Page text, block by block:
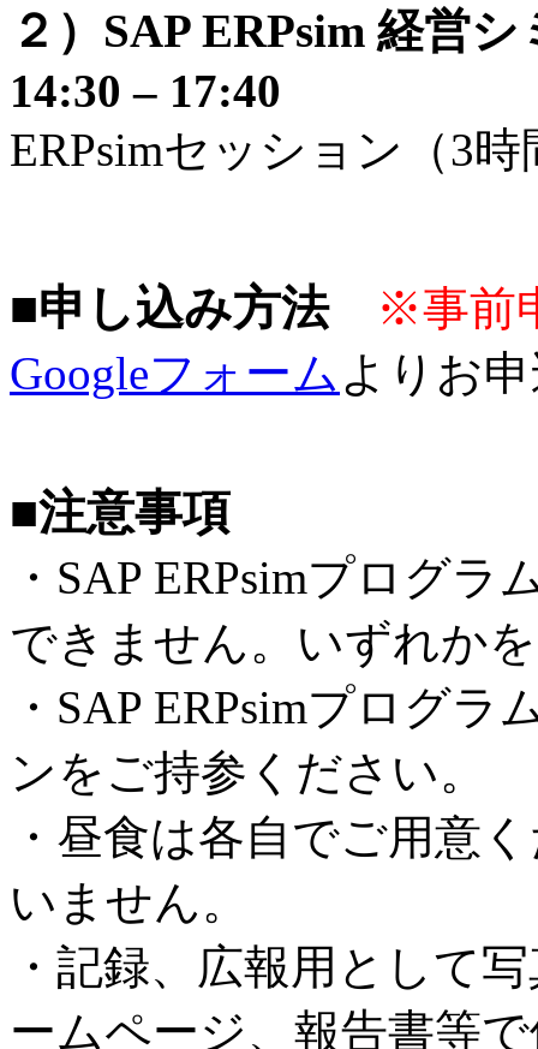
２）SAP ERPsim 経営
14:30 – 17:40
ERPsimセッション（3時
■申し込み方法
※事前
Googleフォーム よりお
■注意事項
・SAP ERPsimプログ
できません。いずれか
・SAP ERPsimプログ
ンをご持参ください。
・昼食は各自でご用意
いません。
・記録、広報用として
ームページ、報告書等